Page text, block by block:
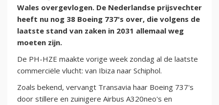
Wales overgevlogen. De Nederlandse prijsvechter
heeft nu nog 38 Boeing 737's over, die volgens de
laatste stand van zaken in 2031 allemaal weg
moeten zijn.
De PH-HZE maakte vorige week zondag al de laatste
commerciële vlucht: van Ibiza naar Schiphol.
Zoals bekend, vervangt Transavia haar Boeing 737's
door stillere en zuinigere Airbus A320neo's en